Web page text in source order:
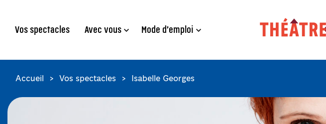
Vos spectacles Avec vous Mode d’emploi
Accueil Vos spectacles Isabelle Georges